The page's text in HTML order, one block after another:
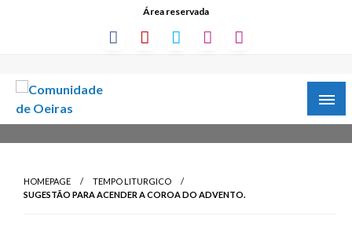
Área reservada
HOMEPAGE
TEMPO LITURGICO
SUGESTÃO PARA ACENDER A COROA DO ADVENTO.